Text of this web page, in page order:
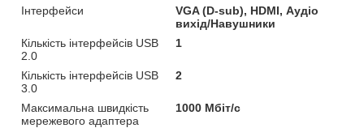
Інтерфейси
VGA (D-sub), HDMI, Аудіо
вихід/Навушники
Кількість інтерфейсів USB
2.0
1
Кількість інтерфейсів USB
3.0
2
Максимальна швидкість
мережевого адаптера
1000 Мбіт/с